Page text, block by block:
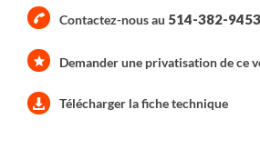
Contactez-nous au 514-382-9453
Demander une privatisation de ce
Télécharger la fiche technique